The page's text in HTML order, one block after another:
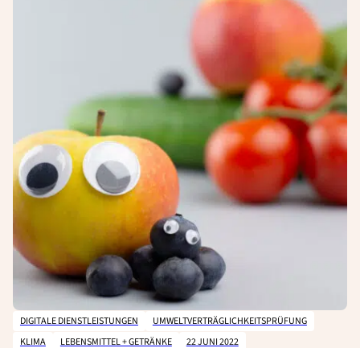
DIGITALE DIENSTLEISTUNGEN
UMWELTVERTRÄGLICHKEITSPRÜFUNG
KLIMA
LEBENSMITTEL + GETRÄNKE 22 JUNI 2022